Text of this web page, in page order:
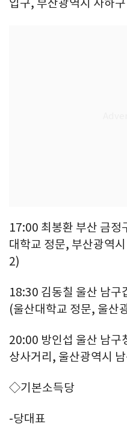
입구, 부산광역시 사하
17:00 최봉환 부산 금정
대학교 정문, 부산광역
2)
18:30 김동칠 울산 남구
(울산대학교 정문, 울산
20:00 방인섭 울산 남구
상사거리, 울산광역시
◇기본소득당
-당대표